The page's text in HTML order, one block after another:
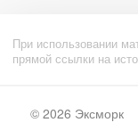
При использовании
прямой ссылки на
© 2026 Эксморк